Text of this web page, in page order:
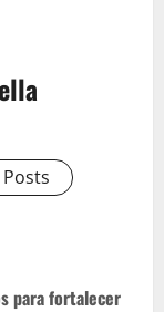
para fortalecer